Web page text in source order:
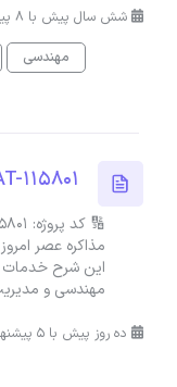
شش سال پیش با 8 پیشنهاد رسیده
مهندسی
115801
مذاکره عصر
این شرح خدمات
مهندسی و
ده روز پیش با 5 پیشنهاد رسیده